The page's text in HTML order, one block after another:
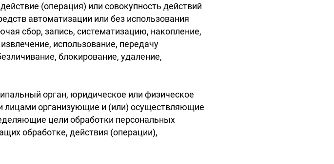
(операция) или совокупность действий
автоматизации или без использования
сбор, запись, систематизацию, накопление,
использование, передачу
блокирование, удаление,
орган, юридическое или физическое
лицами организующие и (или) осуществляющие
цели обработки персональных
обработке, действия (операции),